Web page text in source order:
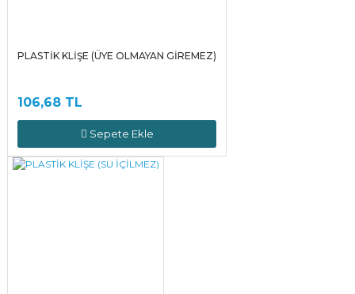
PLASTİK KLİŞE (ÜYE OLMAYAN GİREMEZ)
106,68 TL
Sepete Ekle